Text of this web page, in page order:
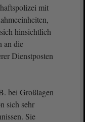
mit
hinsichtlich
an die
Dienstposten
bei Großlagen
sich sehr
Sie